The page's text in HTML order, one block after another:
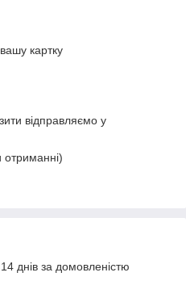
картку
відправляємо у
отриманні)
днів за домовленістю